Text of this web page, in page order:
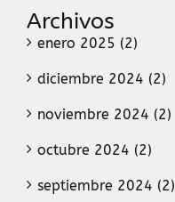
Archivos
enero 2025 (2)
diciembre 2024 (2)
noviembre 2024 (2)
octubre 2024 (2)
septiembre 2024 (2)